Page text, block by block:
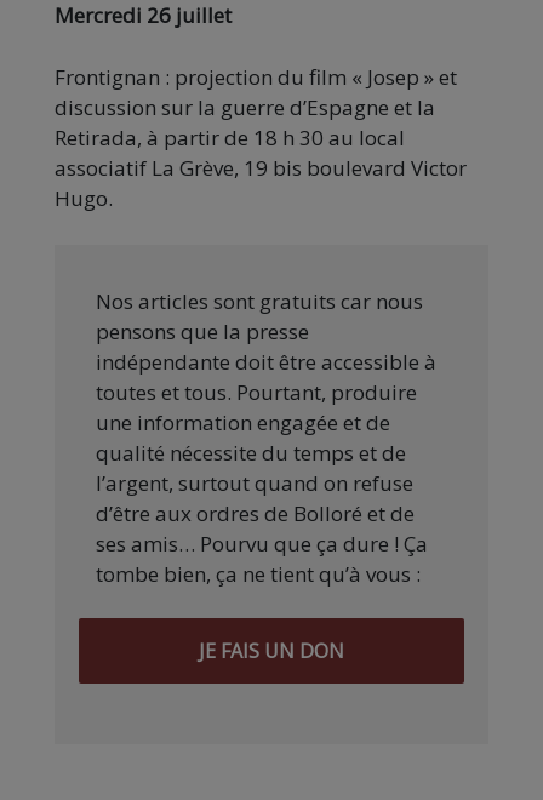
Mercredi 26 juillet
Frontignan : projection du film « Josep » et
discussion sur la guerre d’Espagne et la
Retirada, à partir de 18 h 30 au local
associatif La Grève, 19 bis boulevard Victor
Hugo.
Nos articles sont gratuits car nous
pensons que la presse
indépendante doit être accessible à
toutes et tous. Pourtant, produire
une information engagée et de
qualité nécessite du temps et de
l’argent, surtout quand on refuse
d’être aux ordres de Bolloré et de
ses amis… Pourvu que ça dure ! Ça
tombe bien, ça ne tient qu’à vous :
JE FAIS UN DON